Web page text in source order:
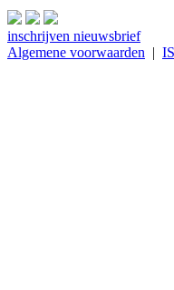
inschrijven nieuwsbrief
Algemene voorwaarden |